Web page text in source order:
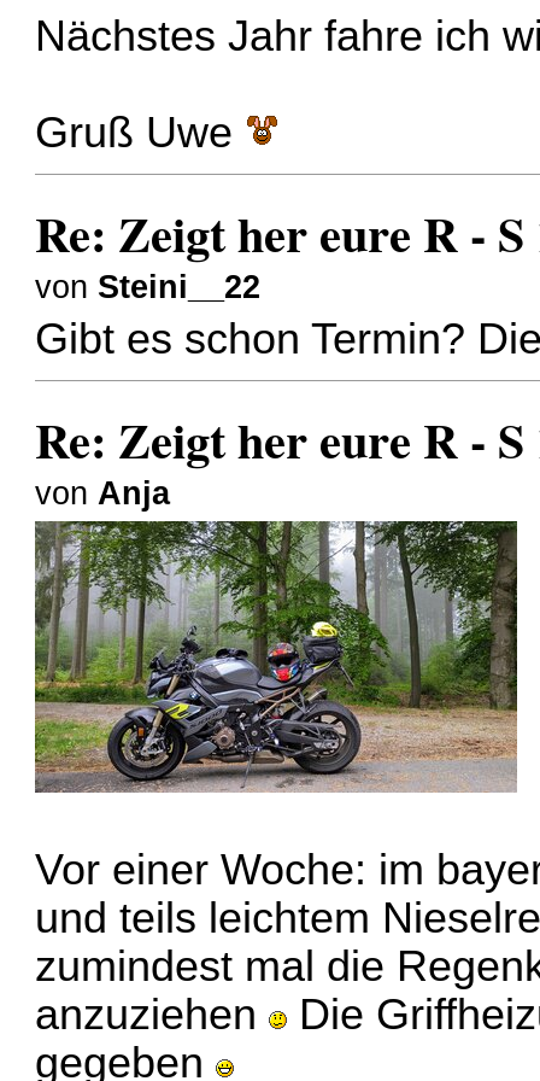
Nächstes Jahr fahre ich
Gruß Uwe
Re: Zeigt her eure R -
von Steini__22
Gibt es schon Termin?
Re: Zeigt her eure R -
vonAnja
Vor einer Woche: im
und teils leichtem
zumindest mal die
anzuziehen
Die
gegeben